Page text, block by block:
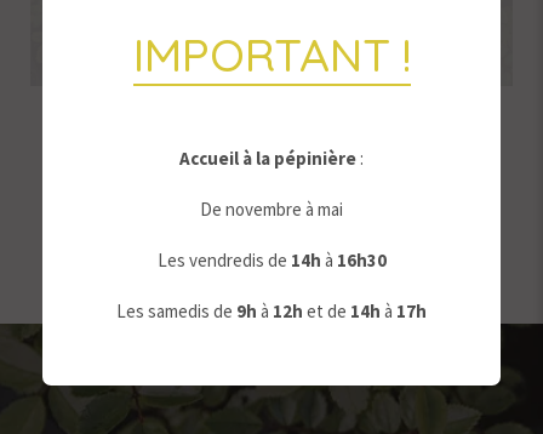
IMPORTANT !
Accueil à la pépinière :
De novembre à mai
Les vendredis de 14h à 16h30
Les samedis de 9h à 12h et de 14h à 17h